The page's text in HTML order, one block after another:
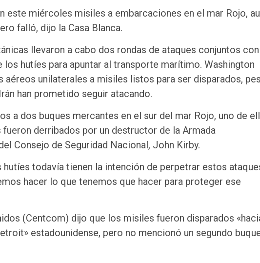
este miércoles misiles a embarcaciones en el mar Rojo,
falló, dijo la Casa Blanca.
llevaron a cabo dos rondas de ataques conjuntos
hutíes para apuntar al transporte marítimo. Washington
aéreos unilaterales a misiles listos para ser disparados,
han prometido seguir atacando.
a dos buques mercantes en el sur del mar Rojo, uno de
derribados por un destructor de la Armada
Consejo de Seguridad Nacional, John Kirby.
todavía tienen la intención de perpetrar estos
hacer lo que tenemos que hacer para proteger ese
(Centcom) dijo que los misiles fueron disparados
estadounidense, pero no mencionó un segundo